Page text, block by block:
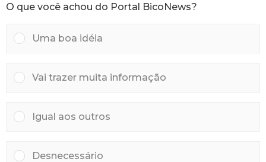
O que você achou do Portal BicoNews?
Uma boa idéia
Vai trazer muita informação
Igual aos outros
Desnecessário